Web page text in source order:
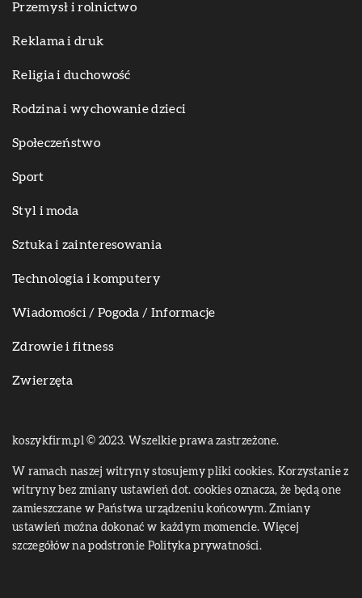
Przemysł i rolnictwo
Reklama i druk
Religia i duchowość
Rodzina i wychowanie dzieci
Społeczeństwo
Sport
Styl i moda
Sztuka i zainteresowania
Technologia i komputery
Wiadomości / Pogoda / Informacje
Zdrowie i fitness
Zwierzęta
koszykfirm.pl © 2023. Wszelkie prawa zastrzeżone.
W ramach naszej witryny stosujemy pliki cookies. Korzystanie z
witryny bez zmiany ustawień dot. cookies oznacza, że będą one
zamieszczane w Państwa urządzeniu końcowym. Zmiany
ustawień można dokonać w każdym momencie. Więcej
szczegółów na podstronie Polityka prywatności.